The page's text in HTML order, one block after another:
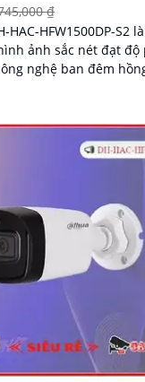
₫
HAC-HFW1500DP-S2
ảnh sắc nét đạt độ